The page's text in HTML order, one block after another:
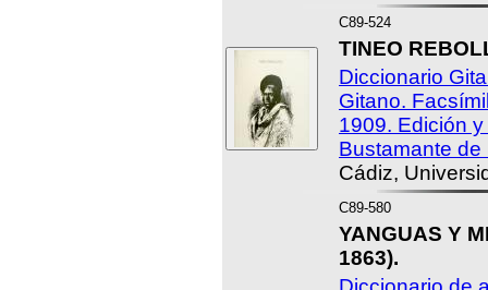
C89-524
TINEO
Diccionario
Gitano.
1909. Edición
Bustamante de
Cádiz,
C89-580
YANGUAS Y
1863).